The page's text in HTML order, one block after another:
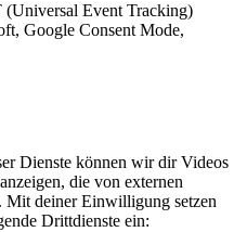
Event Tracking)
Google Consent Mode,
Dienste können wir dir Videos
die von externen
Mit deiner Einwilligung setzen
Drittdienste ein: